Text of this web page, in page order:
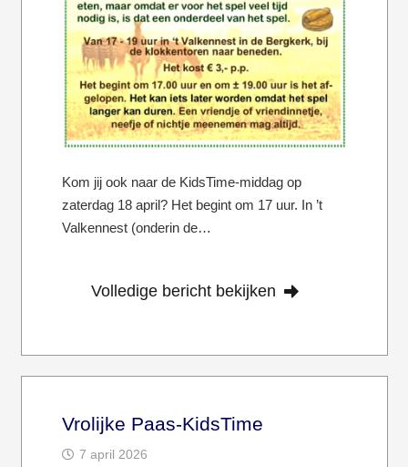
Kom jij ook naar de KidsTime-middag op
zaterdag 18 april? Het begint om 17 uur. In ’t
Valkennest (onderin de…
Volledige bericht bekijken
Vrolijke Paas-KidsTime
7 april 2026